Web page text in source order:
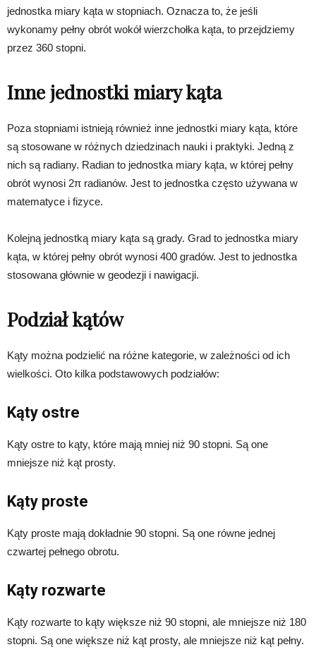
jednostka miary kąta w stopniach. Oznacza to, że jeśli
wykonamy pełny obrót wokół wierzchołka kąta, to przejdziemy
przez 360 stopni.
Inne jednostki miary kąta
Poza stopniami istnieją również inne jednostki miary kąta, które
są stosowane w różnych dziedzinach nauki i praktyki. Jedną z
nich są radiany. Radian to jednostka miary kąta, w której pełny
obrót wynosi 2π radianów. Jest to jednostka często używana w
matematyce i fizyce.
Kolejną jednostką miary kąta są grady. Grad to jednostka miary
kąta, w której pełny obrót wynosi 400 gradów. Jest to jednostka
stosowana głównie w geodezji i nawigacji.
Podział kątów
Kąty można podzielić na różne kategorie, w zależności od ich
wielkości. Oto kilka podstawowych podziałów:
Kąty ostre
Kąty ostre to kąty, które mają mniej niż 90 stopni. Są one
mniejsze niż kąt prosty.
Kąty proste
Kąty proste mają dokładnie 90 stopni. Są one równe jednej
czwartej pełnego obrotu.
Kąty rozwarte
Kąty rozwarte to kąty większe niż 90 stopni, ale mniejsze niż 180
stopni. Są one większe niż kąt prosty, ale mniejsze niż kąt pełny.